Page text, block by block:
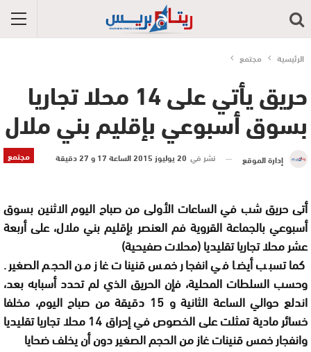
الرئيسية مجتمع
حريق يأتي على 14 محلا تجاريا
بسوق أسبوعي بإقليم بني ملال
مجتمع إدارة الموقع نشر في 20 يوليوز 2015 الساعة 17 و 27 دقيقة
أتى حريق شب في الساعات الأولى من صباح اليوم الاثنين بسوق
أسبوعي بالجماعة القروية فم العنصر بإقليم بني ملال، على أربعة
عشر محلا تجاريا تقليديا (محلات صفيحية)
كما تسبب أيضا في انفجار خمس قنينات غاز من الحجم الصغير.
وحسب السلطات المحلية، فإن الحريق الذي لم تحدد أسبابه بعد،
اندلع حوالي الساعة الثانية و 15 دقيقة من صباح اليوم، مخلفا
خسائر مادية تمثلت على الخصوص في إحراق 14 محلا تجاريا تقليديا
وانفجار خمس قنينات غاز من الحجم الصغير دون أن يخلف ضحايا